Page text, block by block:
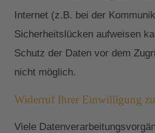
Internet (z.B. bei der
Sicherheitslücken aufweisen
Schutz der Daten vor dem
nicht möglich.
Widerruf Ihrer Einwilligung
Viele